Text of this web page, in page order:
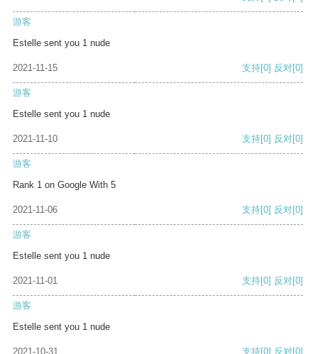
游客
Estelle sent you 1 nude
2021-11-15 支持[0] 反对[0]
游客
Estelle sent you 1 nude
2021-11-10 支持[0] 反对[0]
游客
Rank 1 on Google With 5
2021-11-06 支持[0] 反对[0]
游客
Estelle sent you 1 nude
2021-11-01 支持[0] 反对[0]
游客
Estelle sent you 1 nude
2021-10-31 支持[0] 反对[0]